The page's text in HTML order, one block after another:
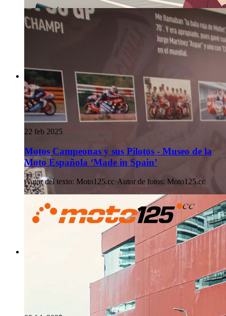
22 feb 2025
Motos Campeonas y sus Pilotos - Museo de la
Moto Española ‘Made in Spain’
Autor del texto: Moto125.cc·Autor de fotos: Moto125.cc